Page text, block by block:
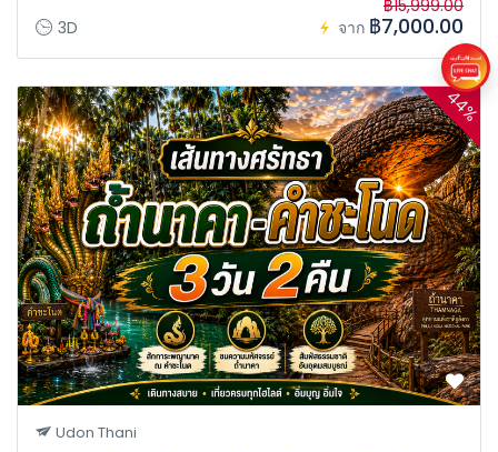
3D จาก
฿15,999.00
฿7,000.00
44%
Udon Thani